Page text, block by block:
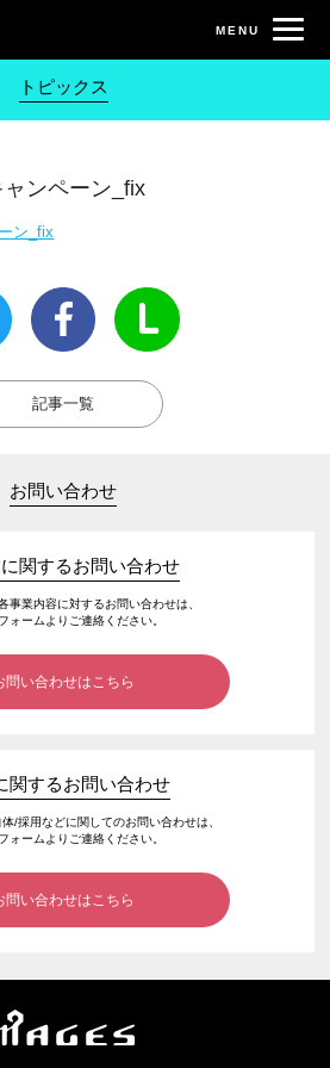
トピックス
ンペーン_fix
ン_fix
記事一覧
お問い合わせ
関するお問い合わせ
事業内容に対するお問い合わせは、
ォームよりご連絡ください。
問い合わせはこちら
関するお問い合わせ
/採用などに関してのお問い合わせは、
ォームよりご連絡ください。
問い合わせはこちら